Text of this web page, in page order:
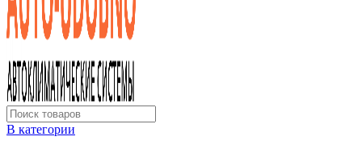
В категории